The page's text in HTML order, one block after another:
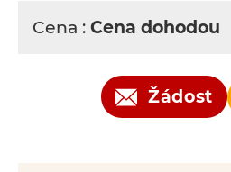
Cena : Cena dohodou
Žádost